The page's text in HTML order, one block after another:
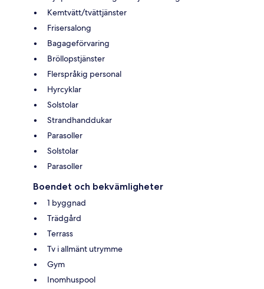
Kemtvätt/tvättjänster
Frisersalong
Bagageförvaring
Bröllopstjänster
Flerspråkig personal
Hyrcyklar
Solstolar
Strandhanddukar
Parasoller
Solstolar
Parasoller
Boendet och bekvämligheter
1 byggnad
Trädgård
Terrass
Tv i allmänt utrymme
Gym
Inomhuspool